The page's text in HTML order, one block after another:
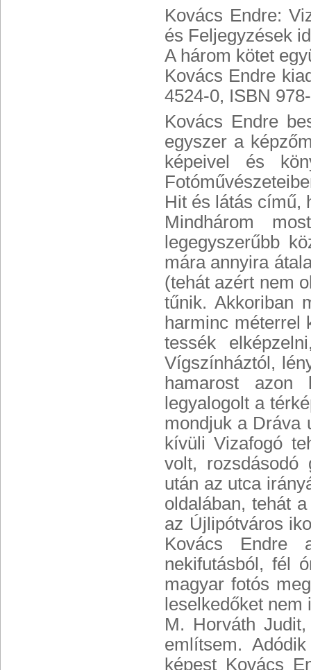
Kovács Endre:
és Feljegyzések
A három kötet
Kovács Endre
4524-0, ISBN
Kovács Endre
egyszer a
képeivel és
Hit és látás című,
Mindhárom
legegyszerűbb
mára annyira
(tehát azért nem
tűnik. Akkoriban
harminc méterrel
tessék
Vígszínháztól,
hamarost azon
legyalogolt a
mondjuk a Dráva
kívüli Vizafogó
volt, rozsdásodó
után az utca
oldalában, tehát
az Újlipótváros
Kovács Endre
nekifutásból, fél
magyar fotós
leselkedőket
M. Horváth
említsem.
képest Kovács